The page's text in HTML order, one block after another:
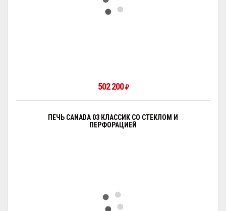
502 200₽
ПЕЧЬ CANADA 03 КЛАССИК СО СТЕКЛОМ И
ПЕРФОРАЦИЕЙ